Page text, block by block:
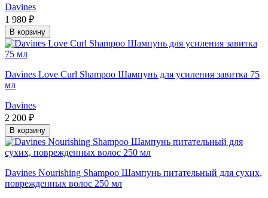
Davines
1 980 ₽
В корзину
Davines Love Curl Shampoo Шампунь для усиления завитка 75
мл
Davines
2 200 ₽
В корзину
Davines Nourishing Shampoo Шампунь питательный для сухих,
поврежденных волос 250 мл